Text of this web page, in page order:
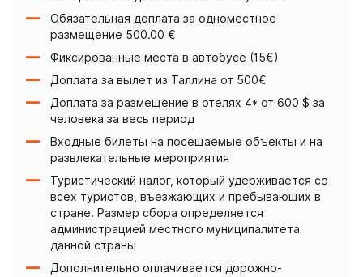
Обязательная доплата за одноместное
размещение 500.00 €
Фиксированные места в автобусе (15€)
Доплата за вылет из Таллина от 500€
Доплата за размещение в отелях 4* от 600 $ за
человека за весь период
Входные билеты на посещаемые объекты и на
развлекательные мероприятия
Туристический налог, который удерживается со
всех туристов, въезжающих и пребывающих в
стране. Размер сбора определяется
администрацией местного муниципалитета
данной страны
Дополнительно оплачивается дорожно-